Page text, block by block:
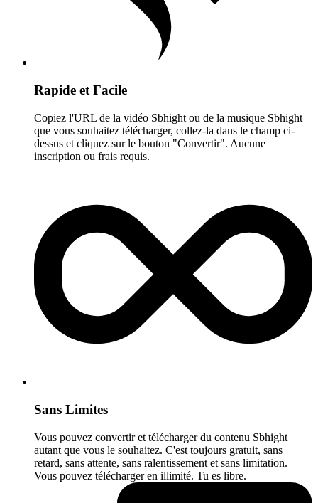
Rapide et Facile
Copiez l'URL de la vidéo Sbhight ou de la musique Sbhight
que vous souhaitez télécharger, collez-la dans le champ ci-
dessus et cliquez sur le bouton "Convertir". Aucune
inscription ou frais requis.
Sans Limites
Vous pouvez convertir et télécharger du contenu Sbhight
autant que vous le souhaitez. C'est toujours gratuit, sans
retard, sans attente, sans ralentissement et sans limitation.
Vous pouvez télécharger en illimité. Tu es libre.